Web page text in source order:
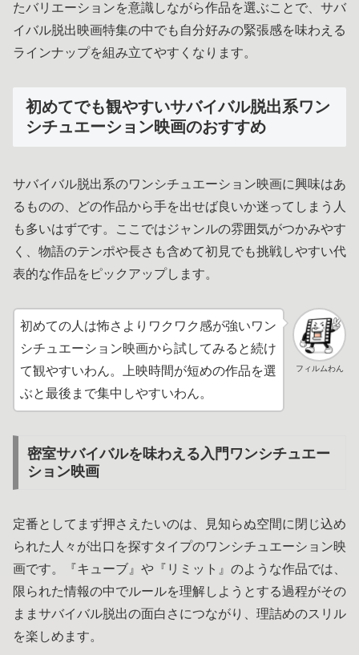
たバリエーションを意識しながら作品を選ぶことで、サバ
イバル脱出映画特集の中でも自分好みの緊張感を味わえる
ラインナップを組み立てやすくなります。
初めてでも観やすいサバイバル脱出系ワン
シチュエーション映画のおすすめ
サバイバル脱出系のワンシチュエーション映画に興味はあ
るものの、どの作品から手を出せば良いか迷ってしまう人
も多いはずです。ここではジャンルの雰囲気がつかみやす
く、物語のテンポや長さも含めて初見でも挑戦しやすい代
表的な作品をピックアップします。
フィルムわん
初めての人は怖さよりワクワク感が強いワン
シチュエーション映画から試してみると続け
て観やすいわん。上映時間が短めの作品を選
ぶと最後まで集中しやすいわん。
密室サバイバルを味わえる入門ワンシチュエー
ション映画
定番としてまず押さえたいのは、見知らぬ空間に閉じ込め
られた人々が出口を探すタイプのワンシチュエーション映
画です。『キューブ』や『リミット』のような作品では、
限られた情報の中でルールを理解しようとする過程がその
ままサバイバル脱出の面白さにつながり、理詰めのスリル
を楽しめます。